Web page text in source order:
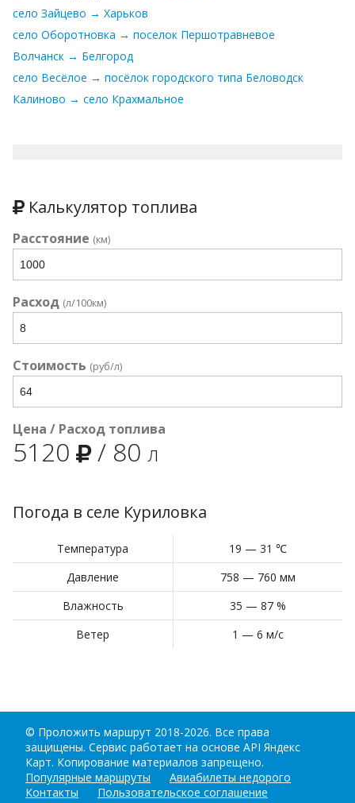
село Зайцево → Харьков
село Оборотновка → поселок Першотравневое
Волчанск → Белгород
село Весёлое → посёлок городского типа Беловодск
Калиново → село Крахмальное
Калькулятор топлива
Расстояние (км)
Расход (л/100км)
Стоимость (руб/л)
Цена / Расход топлива
5120 / 80 л
Погода в селе Куриловка
Температура
19 — 31 ℃
Давление
758 — 760 мм
Влажность
35 — 87 %
Ветер
1 — 6 м/с
© Проложить маршрут 2018-2026. Все права
защищены. Сервис работает на основе API Яндекс
Карт. Копирование материалов запрещено.
Популярные маршруты
Авиабилеты недорого
Контакты
Пользовательское соглашение